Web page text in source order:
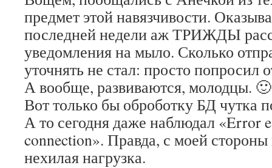
предмет этой навязчивости.
последней недели аж ТРИЖДЫ
уведомления на мыло. Сколько
уточнять не стал: просто попросил
А вообще, развиваются, молодцы. 🙂
Вот только бы оброботку БД чутка
А то сегодня даже наблюдал «Error
connection». Правда, с моей
нехилая нагрузка.